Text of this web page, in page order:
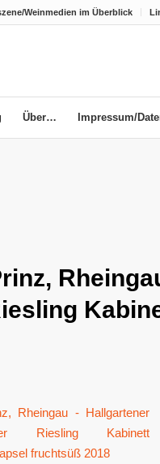
Weinmedien im Überblick
Über… Impressum/